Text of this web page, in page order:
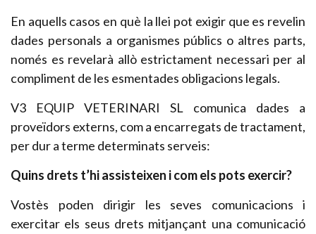
En aquells casos en què la llei pot exigir que es revelin
dades personals a organismes públics o altres parts,
només es revelarà allò estrictament necessari per al
compliment de les esmentades obligacions legals.
V3 EQUIP VETERINARI SL comunica dades a
proveïdors externs, com a encarregats de tractament,
per dur a terme determinats serveis:
Quins drets t’hi assisteixen i com els pots exercir?
Vostès poden dirigir les seves comunicacions i
exercitar els seus drets mitjançant una comunicació